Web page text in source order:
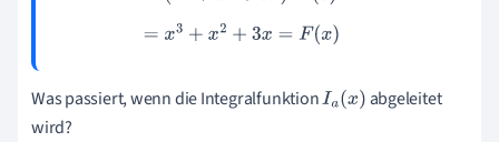
Was passiert, wenn die IntegralfunktionIa(x)
abgeleitet
wird?